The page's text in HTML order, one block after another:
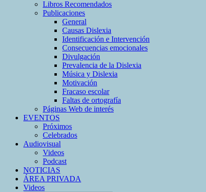
Libros Recomendados
Publicaciones
General
Causas Dislexia
Identificación e Intervención
Consecuencias emocionales
Divulgación
Prevalencia de la Dislexia
Música y Dislexia
Motivación
Fracaso escolar
Faltas de ortografía
Páginas Web de interés
EVENTOS
Próximos
Celebrados
Audiovisual
Videos
Podcast
NOTICIAS
ÁREA PRIVADA
Videos